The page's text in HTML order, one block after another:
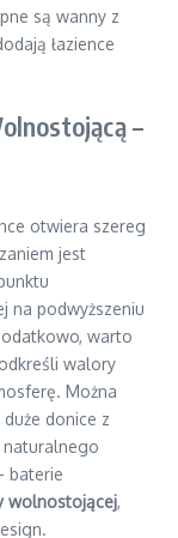
są wanny z
łazience
–
otwiera szereg
jest
na podwyższeniu
warto
walory
Można
donice z
naturalnego
baterie
wolnostojącej,